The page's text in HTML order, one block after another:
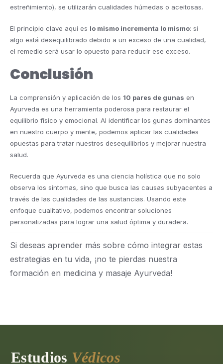
estreñimiento), se utilizarán cualidades húmedas o aceitosas.
El principio clave aquí es lo mismo incrementa lo mismo: si
algo está desequilibrado debido a un exceso de una cualidad,
el remedio será usar lo opuesto para reducir ese exceso.
Conclusión
La comprensión y aplicación de los 10 pares de gunas en
Ayurveda es una herramienta poderosa para restaurar el
equilibrio físico y emocional. Al identificar los gunas dominantes
en nuestro cuerpo y mente, podemos aplicar las cualidades
opuestas para tratar nuestros desequilibrios y mejorar nuestra
salud.
Recuerda que Ayurveda es una ciencia holística que no solo
observa los síntomas, sino que busca las causas subyacentes a
través de las cualidades de las sustancias. Usando este
enfoque cualitativo, podemos encontrar soluciones
personalizadas para lograr una salud óptima y duradera.
Si deseas aprender más sobre cómo integrar estas
estrategias en tu vida, ¡no te pierdas nuestra
formación en medicina y masaje Ayurveda!
Estudios Védicos